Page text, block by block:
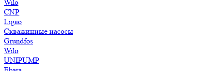
Wilo
CNP
Ligao
Скважинные насосы
Grundfos
Wilo
UNIPUMP